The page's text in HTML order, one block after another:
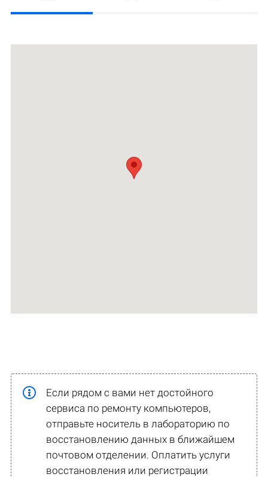
Если рядом с вами нет достойного
сервиса по ремонту компьютеров,
отправьте носитель в лабораторию по
восстановлению данных в ближайшем
почтовом отделении. Оплатить услуги
восстановления или регистрации